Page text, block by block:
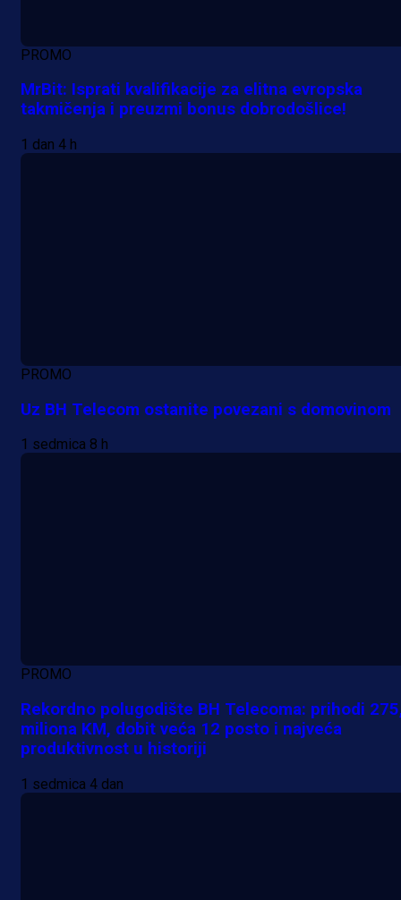
PROMO
MrBit: Isprati kvalifikacije za elitna evropska
takmičenja i preuzmi bonus dobrodošlice!
1 dan 4 h
PROMO
Uz BH Telecom ostanite povezani s domovinom
1 sedmica 8 h
PROMO
Rekordno polugodište BH Telecoma: prihodi
miliona KM, dobit veća 12 posto i najveća
produktivnost u historiji
1 sedmica 4 dan